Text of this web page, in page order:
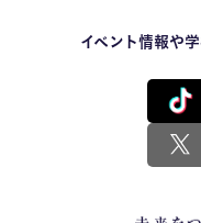
イベント情報や